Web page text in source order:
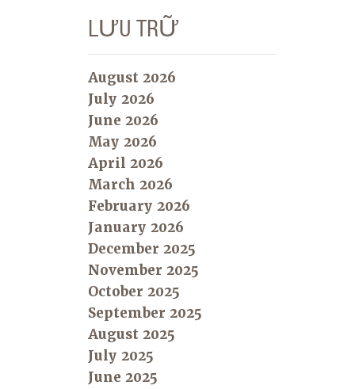
LƯU TRỮ
August 2026
July 2026
June 2026
May 2026
April 2026
March 2026
February 2026
January 2026
December 2025
November 2025
October 2025
September 2025
August 2025
July 2025
June 2025